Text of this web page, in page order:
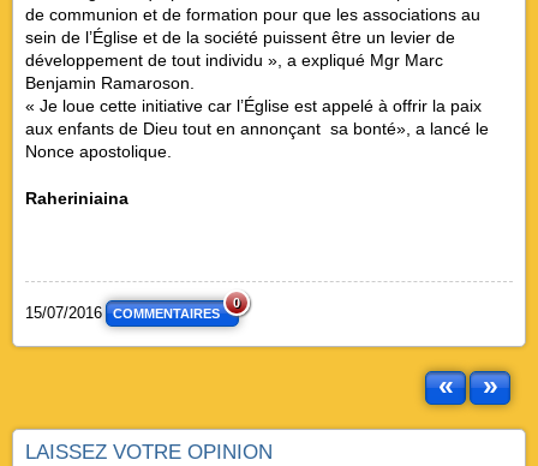
de communion et de formation pour que les associations au
sein de l’Église et de la société puissent être un levier de
développement de tout individu », a expliqué Mgr Marc
Benjamin Ramaroson.
« Je loue cette initiative car l’Église est appelé à offrir la paix
aux enfants de Dieu tout en annonçant sa bonté», a lancé le
Nonce apostolique.
Raheriniaina
15/07/2016 COMMENTAIRES
0
« »
LAISSEZ VOTRE OPINION